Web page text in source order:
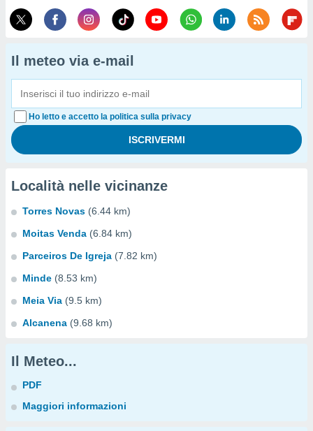
Il meteo via e-mail
Ho letto e accetto la politica sulla privacy
Località nelle vicinanze
Torres Novas (6.44 km)
Moitas Venda (6.84 km)
Parceiros De Igreja (7.82 km)
Minde (8.53 km)
Meia Via (9.5 km)
Alcanena (9.68 km)
Il Meteo...
PDF
Maggiori informazioni